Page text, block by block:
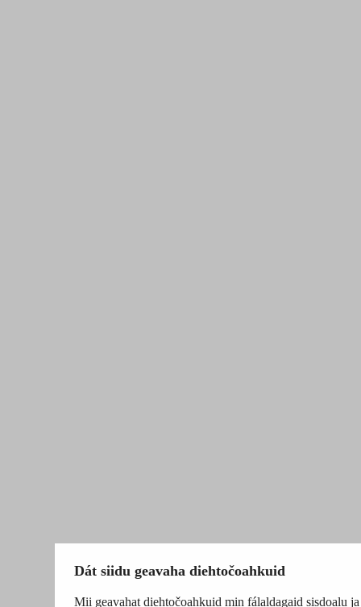
Dát siidu geavaha diehtočoahkuid
Mii geavahat diehtočoahkuid min fálaldagaid sisdoalu ja